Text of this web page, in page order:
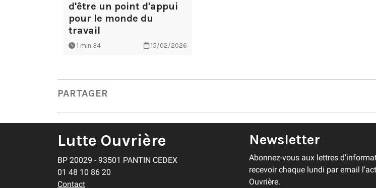
d'être un point d'appui
pour le monde du
travail
1 min 34 15/02/2026
PARTAGER
Lutte Ouvrière
BP 20029 - 93501 PANTIN CEDEX
01 48 10 86 20
Contact
Newsletter
Abonnez-vous aux lettres
recevoir chaque lundi par email
Ouvrière.